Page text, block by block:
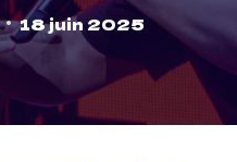
18 juin 2025